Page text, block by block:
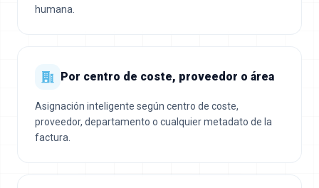
humana.
Por centro de coste, proveedor o área
Asignación inteligente según centro de coste,
proveedor, departamento o cualquier metadato de la
factura.